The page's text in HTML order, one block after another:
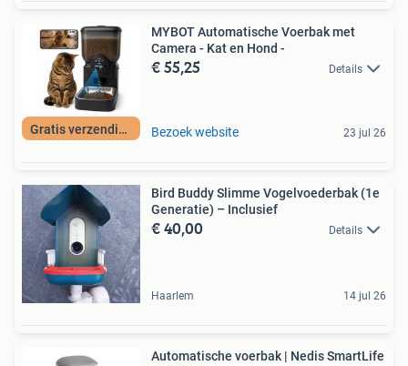
Gratis verzending
MYBOT Automatische Voerbak met
Camera - Kat en Hond -
€ 55,25 Details
Bezoek website 23 jul 26
Bird Buddy Slimme Vogelvoederbak (1e
Generatie) – Inclusief
€ 40,00 Details
Haarlem 14 jul 26
Automatische voerbak | Nedis SmartLife